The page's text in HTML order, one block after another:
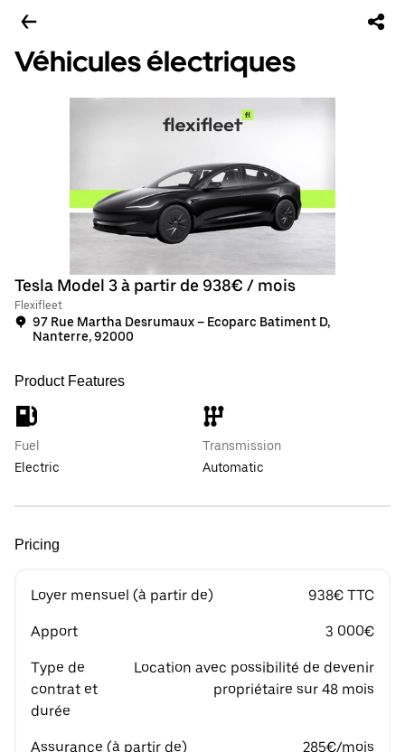
Véhicules électriques
Tesla Model 3 à partir de 938€ / mois
Flexifleet
97 Rue Martha Desrumaux – Ecoparc Batiment D,
Nanterre, 92000
Product Features
Fuel
Electric
Transmission
Automatic
Pricing
Loyer mensuel (à partir de) 938€ TTC
Apport 3 000€
Type de
contrat et
durée
Location avec possibilité de devenir
propriétaire sur 48 mois
Assurance (à partir de) 285€/mois